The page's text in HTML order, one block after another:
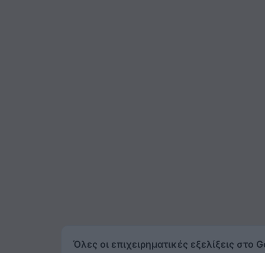
Όλες οι επιχειρηματικές εξελίξεις στο